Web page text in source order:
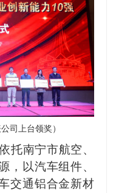
司上台领奖）
南宁市航空、
，以汽车组件、
交通铝合金新材